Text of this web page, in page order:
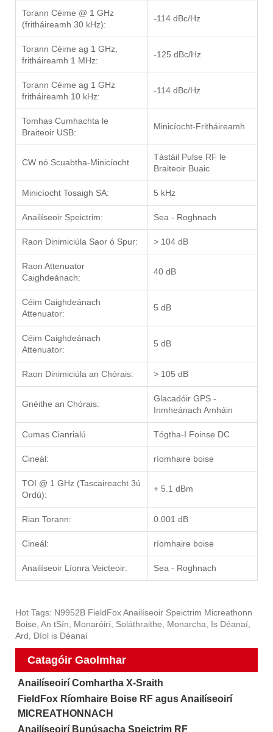
Torann Céime @ 1 GHz
(fritháireamh 30 kHz):
-114 dBc/Hz
Torann Céime ag 1 GHz,
fritháireamh 1 MHz:
-125 dBc/Hz
Torann Céime ag 1 GHz
fritháireamh 10 kHz:
-114 dBc/Hz
Tomhas Cumhachta le
Braiteoir USB:
Minicíocht-Fritháireamh
CW nó Scuabtha-Minicíocht
Tástáil Pulse RF le
Braiteoir Buaic
Minicíocht Tosaigh SA: 5 kHz
Anailíseoir Speictrim: Sea - Roghnach
Raon Dinimiciúla Saor ó Spur: > 104 dB
Raon Attenuator
Caighdeánach:
40 dB
Céim Caighdeánach
Attenuator:
5 dB
Céim Caighdeánach
Attenuator:
5 dB
Raon Dinimiciúla an Chórais: > 105 dB
Gnéithe an Chórais:
Glacadóir GPS -
Inmheánach Amháin
Cumas Cianrialú Tógtha-I Foinse DC
Cineál: ríomhaire boise
TOI @ 1 GHz (Tascaireacht 3ú
Ordú):
+ 5.1 dBm
Rian Torann: 0.001 dB
Cineál: ríomhaire boise
Anailíseoir Líonra Veicteoir: Sea - Roghnach
Hot Tags: N9952B FieldFox Anailíseoir Speictrim Micreathonn
Boise, An tSín, Monaróirí, Soláthraithe, Monarcha, Is Déanaí,
Ard, Díol is Déanaí
Catagóir Gaolmhar
Anailíseoirí Comhartha X-Sraith
FieldFox Ríomhaire Boise RF agus Anailíseoirí
MICREATHONNACH
Anailíseoirí Bunúsacha Speictrim RF